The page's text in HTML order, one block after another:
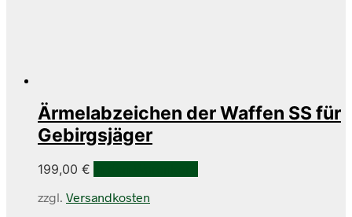
Ärmelabzeichen der Waffen SS für
Gebirgsjäger
199,00 €
zzgl. Versandkosten